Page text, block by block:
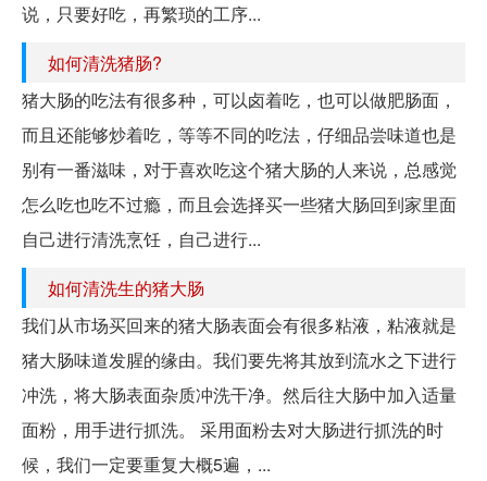
说，只要好吃，再繁琐的工序...
如何清洗猪肠?
猪大肠的吃法有很多种，可以卤着吃，也可以做肥肠面，
而且还能够炒着吃，等等不同的吃法，仔细品尝味道也是
别有一番滋味，对于喜欢吃这个猪大肠的人来说，总感觉
怎么吃也吃不过瘾，而且会选择买一些猪大肠回到家里面
自己进行清洗烹饪，自己进行...
如何清洗生的猪大肠
我们从市场买回来的猪大肠表面会有很多粘液，粘液就是
猪大肠味道发腥的缘由。我们要先将其放到流水之下进行
冲洗，将大肠表面杂质冲洗干净。然后往大肠中加入适量
面粉，用手进行抓洗。 采用面粉去对大肠进行抓洗的时
候，我们一定要重复大概5遍，...